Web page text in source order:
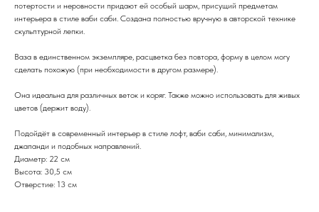
потертости и неровности придают ей особый шарм, присущий предметам
интерьера в стиле ваби саби. Создана полностью вручную в авторской технике
скульптурной лепки.
Ваза в единственном экземпляре, расцветка без повтора, форму в целом могу
сделать похожую (при необходимости в другом размере).
Она идеальна для различных веток и коряг. Также можно использовать для живых
цветов (держит воду).
Подойдёт в современный интерьер в стиле лофт, ваби саби, минимализм,
джапанди и подобных направлений.
Диаметр: 22 см
Высота: 30,5 см
Отверстие: 13 см